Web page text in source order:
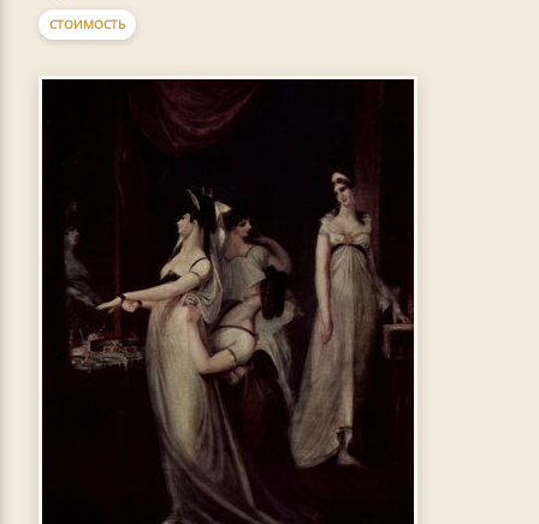
СТОИМОСТЬ